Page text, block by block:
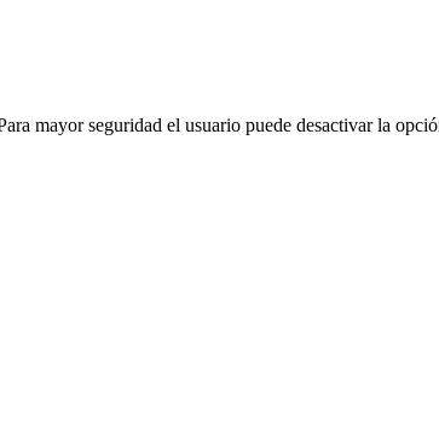
mayor seguridad el usuario puede desactivar la